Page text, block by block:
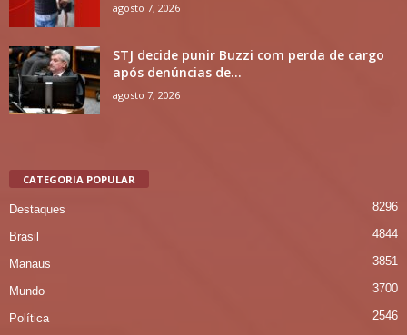
agosto 7, 2026
STJ decide punir Buzzi com perda de cargo
após denúncias de...
agosto 7, 2026
CATEGORIA POPULAR
Destaques 8296
Brasil 4844
Manaus 3851
Mundo 3700
Política 2546